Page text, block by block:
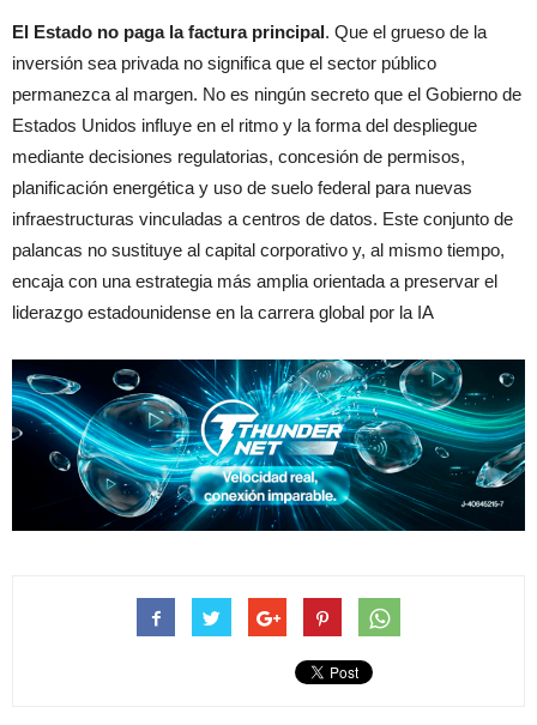
El Estado no paga la factura principal. Que el grueso de la
inversión sea privada no significa que el sector público
permanezca al margen. No es ningún secreto que el Gobierno de
Estados Unidos influye en el ritmo y la forma del despliegue
mediante decisiones regulatorias, concesión de permisos,
planificación energética y uso de suelo federal para nuevas
infraestructuras vinculadas a centros de datos. Este conjunto de
palancas no sustituye al capital corporativo y, al mismo tiempo,
encaja con una estrategia más amplia orientada a preservar el
liderazgo estadounidense en la carrera global por la IA